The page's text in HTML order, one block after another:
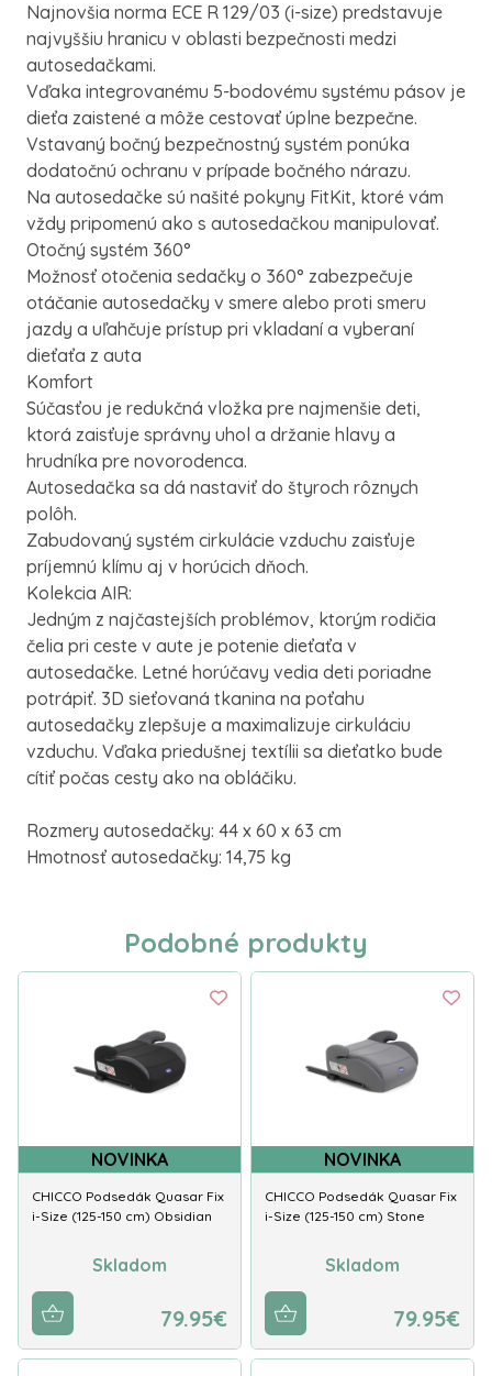
Najnovšia norma ECE R 129/03 (i-size) predstavuje
najvyššiu hranicu v oblasti bezpečnosti medzi
autosedačkami.
Vďaka integrovanému 5-bodovému systému pásov je
dieťa zaistené a môže cestovať úplne bezpečne.
Vstavaný bočný bezpečnostný systém ponúka
dodatočnú ochranu v prípade bočného nárazu.
Na autosedačke sú našité pokyny FitKit, ktoré vám
vždy pripomenú ako s autosedačkou manipulovať.
Otočný systém 360°
Možnosť otočenia sedačky o 360° zabezpečuje
otáčanie autosedačky v smere alebo proti smeru
jazdy a uľahčuje prístup pri vkladaní a vyberaní
dieťaťa z auta
Komfort
Súčasťou je redukčná vložka pre najmenšie deti,
ktorá zaisťuje správny uhol a držanie hlavy a
hrudníka pre novorodenca.
Autosedačka sa dá nastaviť do štyroch rôznych
polôh.
Zabudovaný systém cirkulácie vzduchu zaisťuje
príjemnú klímu aj v horúcich dňoch.
Kolekcia AIR:
Jedným z najčastejších problémov, ktorým rodičia
čelia pri ceste v aute je potenie dieťaťa v
autosedačke. Letné horúčavy vedia deti poriadne
potrápiť. 3D sieťovaná tkanina na poťahu
autosedačky zlepšuje a maximalizuje cirkuláciu
vzduchu. Vďaka priedušnej textílii sa dieťatko bude
cítiť počas cesty ako na obláčiku.
Rozmery autosedačky: 44 x 60 x 63 cm
Hmotnosť autosedačky: 14,75 kg
Podobné produkty
NOVINKA
CHICCO Podsedák Quasar Fix
i-Size (125-150 cm) Obsidian
Skladom
79.95€
NOVINKA
CHICCO Podsedák Quasar Fix
i-Size (125-150 cm) Stone
Skladom
79.95€